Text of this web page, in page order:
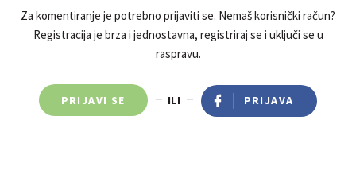
Za komentiranje je potrebno prijaviti se. Nemaš korisnički račun?
Registracija je brza i jednostavna, registriraj se i uključi se u
raspravu.
PRIJAVI SE ILI PRIJAVA